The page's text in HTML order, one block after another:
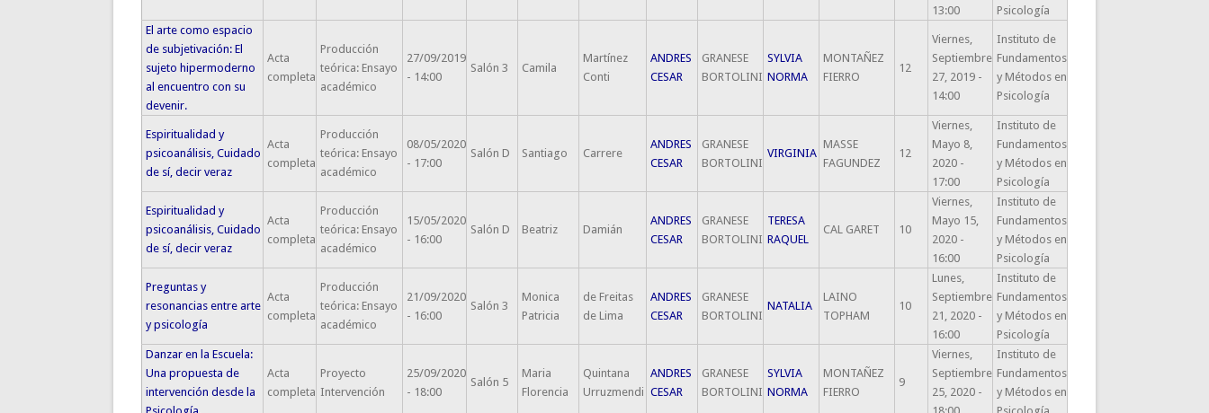
13:00
Psicología
El arte como espacio
de subjetivación: El
sujeto hipermoderno
al encuentro con su
devenir.
Acta
completa
Producción
teórica: Ensayo
académico
27/09/2019
- 14:00
Salón 3 Camila
Martínez
Conti
ANDRES
CESAR
GRANESE
BORTOLINI
SYLVIA
NORMA
MONTAÑEZ
FIERRO
12
Viernes,
Septiembre
27, 2019 -
14:00
Instituto de
Fundamentos
y Métodos en
Psicología
Espiritualidad y
psicoanálisis, Cuidado
de sí, decir veraz
Acta
completa
Producción
teórica: Ensayo
académico
08/05/2020
- 17:00
Salón D Santiago Carrere
ANDRES
CESAR
GRANESE
BORTOLINI
VIRGINIA
MASSE
FAGUNDEZ
12
Viernes,
Mayo 8,
2020 -
17:00
Instituto de
Fundamentos
y Métodos en
Psicología
Espiritualidad y
psicoanálisis, Cuidado
de sí, decir veraz
Acta
completa
Producción
teórica: Ensayo
académico
15/05/2020
- 16:00
Salón D Beatriz Damián
ANDRES
CESAR
GRANESE
BORTOLINI
TERESA
RAQUEL
CAL GARET 10
Viernes,
Mayo 15,
2020 -
16:00
Instituto de
Fundamentos
y Métodos en
Psicología
Preguntas y
resonancias entre arte
y psicología
Acta
completa
Producción
teórica: Ensayo
académico
21/09/2020
- 16:00
Salón 3
Monica
Patricia
de Freitas
de Lima
ANDRES
CESAR
GRANESE
BORTOLINI
NATALIA
LAINO
TOPHAM
10
Lunes,
Septiembre
21, 2020 -
16:00
Instituto de
Fundamentos
y Métodos en
Psicología
Danzar en la Escuela:
Una propuesta de
intervención desde la
Acta
completa
Proyecto
Intervención
25/09/2020
- 18:00
Salón 5
Maria
Florencia
Quintana
Urruzmendi
ANDRES
CESAR
GRANESE
BORTOLINI
SYLVIA
NORMA
MONTAÑEZ
FIERRO
9
Viernes,
Septiembre
25, 2020 -
Instituto de
Fundamentos
y Métodos en